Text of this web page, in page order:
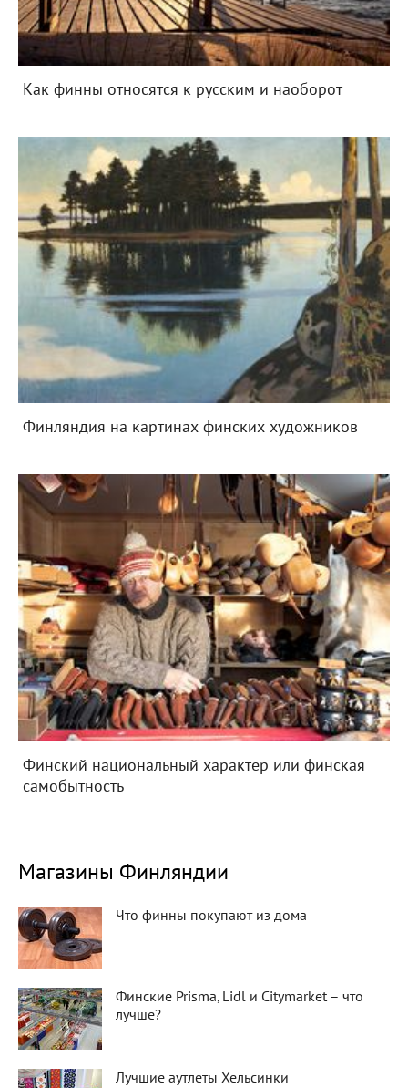
Как финны относятся к русским и наоборот
Финляндия на картинах финских художников
Финский национальный характер или финская
самобытность
Магазины Финляндии
Что финны покупают из дома
Финские Prisma, Lidl и Citymarket – что
лучше?
Лучшие аутлеты Хельсинки